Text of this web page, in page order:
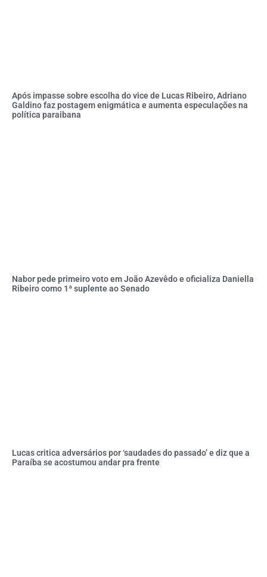
Após impasse sobre escolha do vice de Lucas Ribeiro, Adriano
Galdino faz postagem enigmática e aumenta especulações na
política paraibana
Nabor pede primeiro voto em João Azevêdo e oficializa Daniella
Ribeiro como 1ª suplente ao Senado
Lucas critica adversários por ‘saudades do passado’ e diz que a
Paraíba se acostumou andar pra frente